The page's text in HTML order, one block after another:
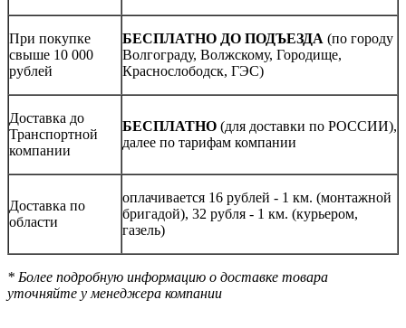
При покупке
свыше 10 000
рублей
БЕСПЛАТНО ДО ПОДЪЕЗДА (по городу
Волгограду, Волжскому, Городище,
Краснослободск, ГЭС)
Доставка до
Транспортной
компании
БЕСПЛАТНО (для доставки по РОССИИ),
далее по тарифам компании
Доставка по
области
оплачивается 16 рублей - 1 км. (монтажной
бригадой), 32 рубля - 1 км. (курьером,
газель)
* Более подробную информацию о доставке товара
уточняйте у менеджера компании